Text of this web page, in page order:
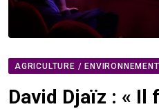
AGRICULTURE / ENVIRONNEMENT
David Djaïz : « Il